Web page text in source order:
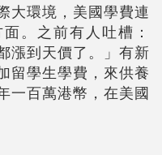
大環境，美國學費連
。之前有人吐槽：
漲到天價了。」有新
留學生學費，來供養
一百萬港幣，在美國